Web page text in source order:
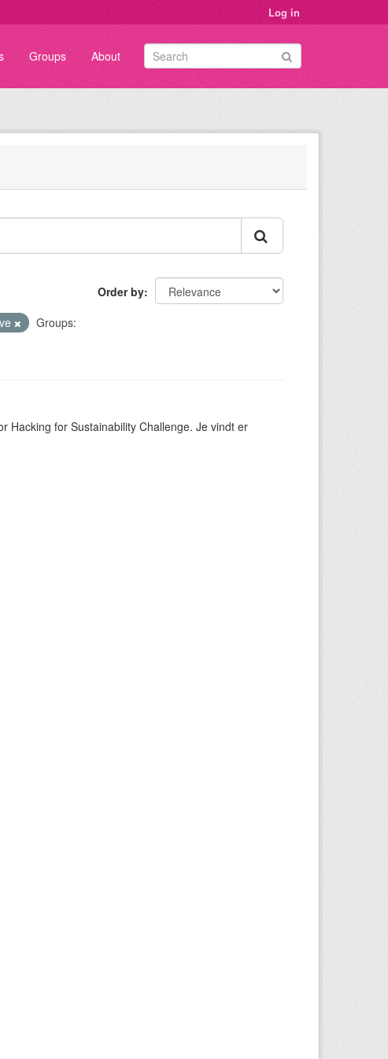
Log in
Groups About
Order by
Groups:
Hacking for Sustainability Challenge. Je vindt er